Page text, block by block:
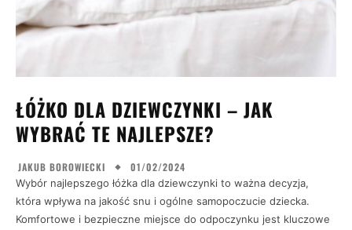
ŁÓŻKO DLA DZIEWCZYNKI – JAK
WYBRAĆ TE NAJLEPSZE?
JAKUB BOROWIECKI 01/02/2024
Wybór najlepszego łóżka dla dziewczynki to ważna decyzja,
która wpływa na jakość snu i ogólne samopoczucie dziecka.
Komfortowe i bezpieczne miejsce do odpoczynku jest kluczowe